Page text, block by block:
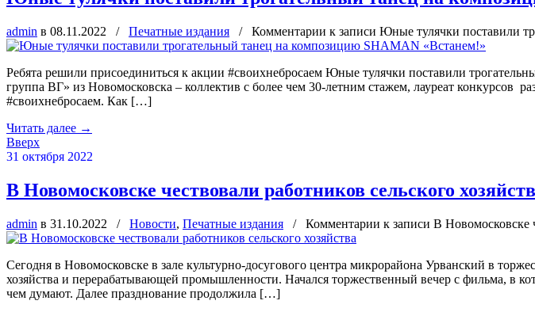
admin в 08.11.2022 / Печатные издания / Комментарии к записи Юные тулячки поставили
Ребята решили присоединиться к акции #своихнебросаем Юные тулячки поставили
группа ВГ» из Новомосковска – коллектив с более чем 30-летним стажем, лауреат конкурсов
#своихнебросаем. Как […]
Читать далее →
Вверх
31 октября 2022
В Новомосковске чествовали работников сельского
admin в 31.10.2022 / Новости, Печатные издания / Комментарии к записи В Новомосковске
Сегодня в Новомосковске в зале культурно-досугового центра микрорайона Урванский в
хозяйства и перерабатывающей промышленности. Начался торжественный вечер с фильма, в
чем думают. Далее празднование продолжила […]